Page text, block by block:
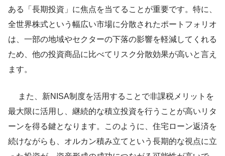
ある「長期投資」に焦点を当てることが重要です。特に、
全世界株式という幅広い市場に分散されたポートフォリオ
は、一部の地域やセクターの下落の影響を軽減してくれる
ため、他の投資商品に比べてリスク分散効果が高いと言え
ます。
また、新NISA制度を活用することで非課税メリットを
最大限に活用し、継続的な積立投資を行うことが高いリタ
ーンを得る鍵となります。このように、住宅ローン返済を
続けながらも、オルカン積み立てという長期的な視点に立